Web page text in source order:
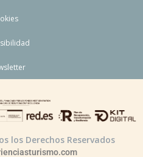
los Derechos Reservados